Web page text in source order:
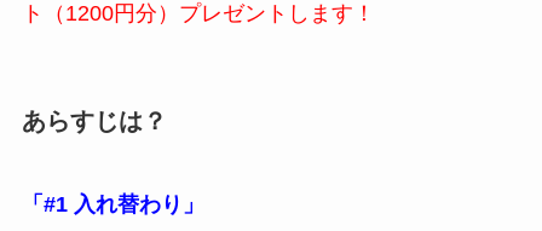
ト（1200円分）プレゼントします！
あらすじは？
「#1 入れ替わり」